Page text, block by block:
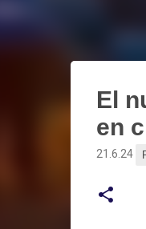
El
en
21.6.24